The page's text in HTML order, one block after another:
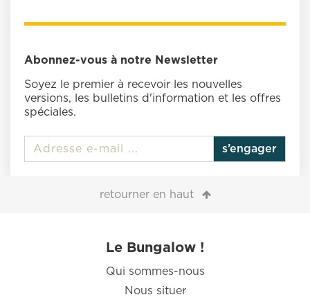
Abonnez-vous à notre Newsletter
Soyez le premier à recevoir les nouvelles
versions, les bulletins d'information et les offres
spéciales.
s’engager
retourner en haut
Le Bungalow !
Qui sommes-nous
Nous situer